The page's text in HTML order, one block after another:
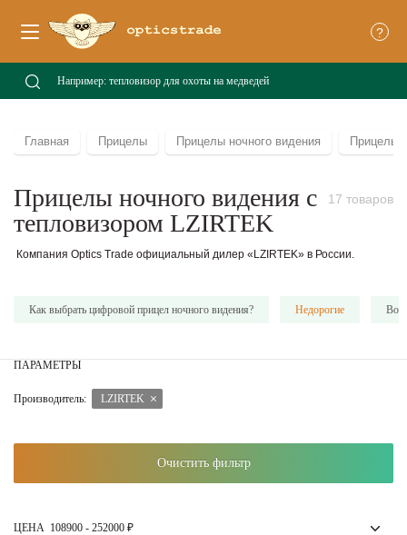
?
Главная Прицелы Прицелы ночного видения Прицелы
Прицелы ночного видения с
тепловизором LZIRTEK
17 товаров
Компания Optics Trade официальный дилер «LZIRTEK» в России.
Как выбрать цифровой прицел ночного видения? Недорогие
ПАРАМЕТРЫ
Производитель: LZIRTEK
Очистить фильтр
ЦЕНА 108900 - 252000 ₽